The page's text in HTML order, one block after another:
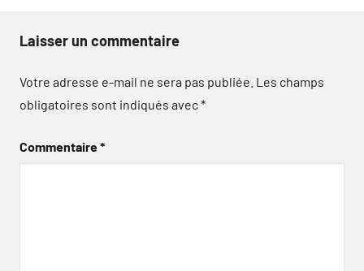
Laisser un commentaire
Votre adresse e-mail ne sera pas publiée. Les champs
obligatoires sont indiqués avec*
Commentaire*